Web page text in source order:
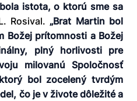
istota, o ktorú sme sa
Rosival. „Brat Martin bol
Božej prítomnosti a Božej
plný horlivosti pre
milovanú Spoločnosť
bol zocelený tvrdým
čo je v živote dôležité a